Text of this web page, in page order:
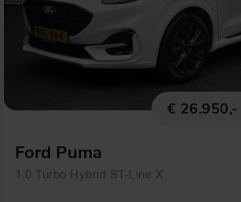
€ 26.950,-
Ford Puma
1.0 Turbo Hybrid ST-Line X